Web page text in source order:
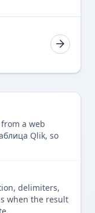
a web
Qlik, so
delimiters,
when the result